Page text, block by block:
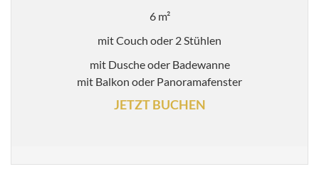
6 m²
mit Couch oder 2 Stühlen
mit Dusche oder Badewanne
mit Balkon oder Panoramafenster
JETZT BUCHEN